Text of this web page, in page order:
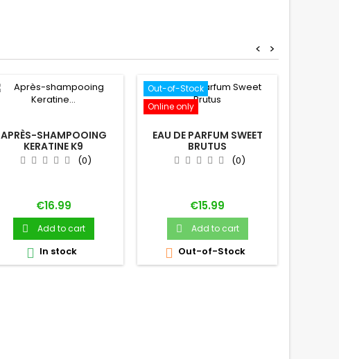
>
<
APRÈS-SHAMPOOING
KERATINE K9
COMPETITION
(0)
Price
€16.99
 Add to cart
 In stock
Out-of-Stock
Online only
EAU DE PARFUM SWEET
BRUTUS
(0)
Price
€15.99
 Add to cart
 Out-of-Stock